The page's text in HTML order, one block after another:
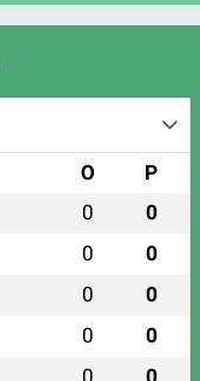
O P
0 0
0 0
0 0
0 0
0 0